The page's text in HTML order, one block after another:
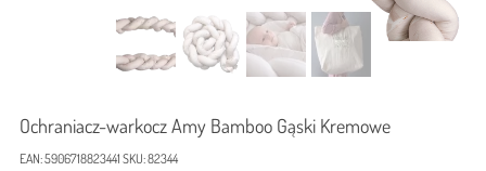
Ochraniacz-warkocz Amy Bamboo Gąski Kremowe
EAN:5906718823441 SKU:82344